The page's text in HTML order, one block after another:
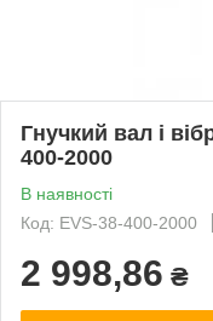
Гнучкий вал і
400-2000
В наявності
Код: EVS-38-400-2000
2 998,86 ₴